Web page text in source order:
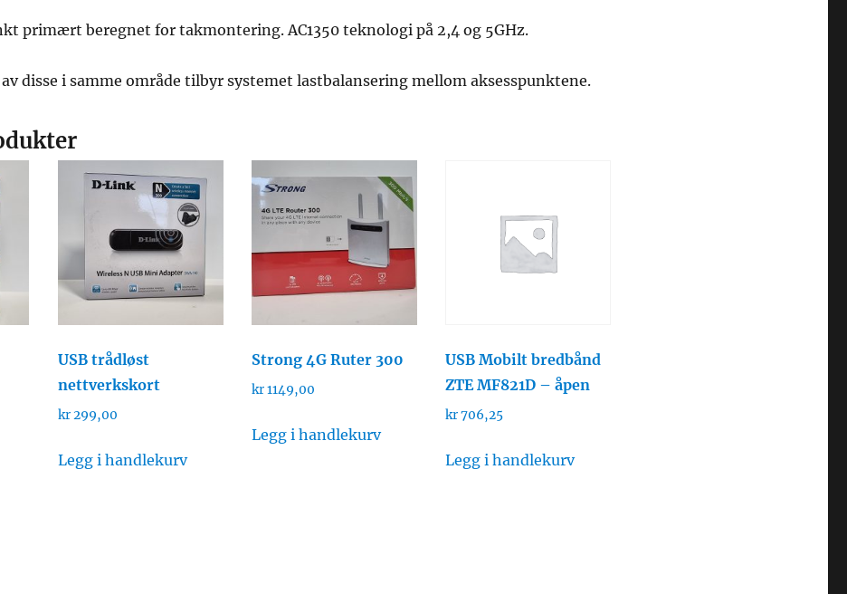
primært beregnet for takmontering. AC1350 teknologi på 2,4 og 5GHz.
disse i samme område tilbyr systemet lastbalansering mellom aksesspunktene.
USB trådløst
nettverkskort
kr299,00
Legg i handlekurv
Strong 4G Ruter 300
kr1149,00
Legg i handlekurv
USB Mobilt bredbånd
ZTE MF821D – åpen
kr706,25
Legg i handlekurv